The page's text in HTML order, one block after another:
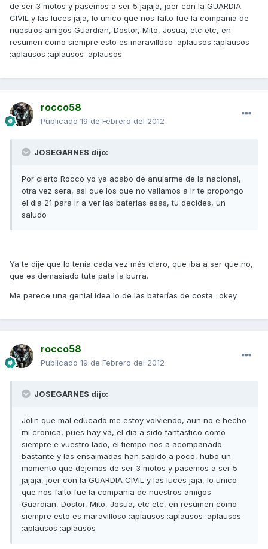
de ser 3 motos y pasemos a ser 5 jajaja, joer con la GUARDIA
CIVIL y las luces jaja, lo unico que nos falto fue la compañia de
nuestros amigos Guardian, Dostor, Mito, Josua, etc etc, en
resumen como siempre esto es maravilloso :aplausos :aplausos
:aplausos :aplausos :aplausos
rocco58
Publicado 19 de Febrero del 2012
JOSEGARNES dijo:
Por cierto Rocco yo ya acabo de anularme de la nacional,
otra vez sera, asi que los que no vallamos a ir te propongo
el dia 21 para ir a ver las baterias esas, tu decides, un
saludo
Ya te dije que lo tenía cada vez más claro, que iba a ser que no,
que es demasiado tute pata la burra.
Me parece una genial idea lo de las baterías de costa. :okey
rocco58
Publicado 19 de Febrero del 2012
JOSEGARNES dijo:
Jolin que mal educado me estoy volviendo, aun no e hecho
mi cronica, pues hay va, el dia a sido fantastico como
siempre e vuestro lado, el tiempo nos a acompañado
bastante y las ensaimadas han sabido a poco, hubo un
momento que dejemos de ser 3 motos y pasemos a ser 5
jajaja, joer con la GUARDIA CIVIL y las luces jaja, lo unico
que nos falto fue la compañia de nuestros amigos
Guardian, Dostor, Mito, Josua, etc etc, en resumen como
siempre esto es maravilloso :aplausos :aplausos :aplausos
:aplausos :aplausos